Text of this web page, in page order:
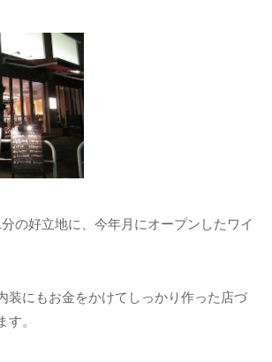
の好立地に、今年月にオープンしたワイ
装にもお金をかけてしっかり作った店づ
。